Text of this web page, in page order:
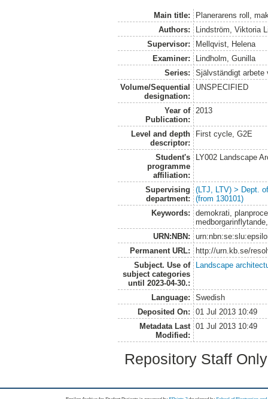
Main title:
Planerarens roll,
Authors:
Lindström, Viktoria
Supervisor:
Mellqvist, Helena
Examiner:
Lindholm, Gunilla
Series:
Självständigt arbete
Volume/Sequential
designation:
UNSPECIFIED
Year of
Publication:
2013
Level and depth
descriptor:
First cycle, G2E
Student's
programme
affiliation:
LY002 Landscape
Supervising
department:
(LTJ, LTV) > Dept.
(from 130101)
Keywords:
demokrati,
URN:NBN:
Permanent URL:
http://urn.kb.se/
Subject. Use of
subject categories
until 2023-04-30.:
Landscape
Language:
Swedish
Deposited On:
01 Jul 2013 10:49
Metadata Last
Modified:
01 Jul 2013 10:49
Repository Staff